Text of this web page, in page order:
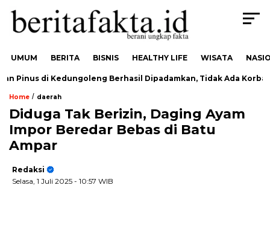
UMUM BERITA BISNIS HEALTHY LIFE WISATA
Pinus di Kedungoleng Berhasil Dipadamkan, Tidak Ada Korban
Home / daerah
Diduga Tak Berizin, Daging Ayam
Impor Beredar Bebas di Batu
Ampar
Redaksi
Selasa, 1 Juli 2025 - 10:57 WIB